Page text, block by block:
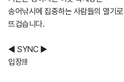
송어낚시에 집중하는 사람들의 열기로
뜨겁습니다.
◀ SYNC ▶
입장!!!